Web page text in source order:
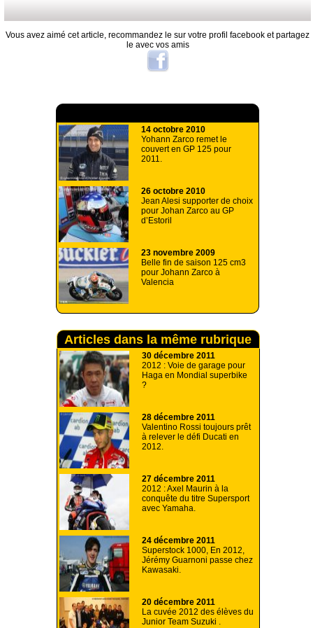
Vous avez aimé cet article, recommandez le sur votre profil facebook et partagez
le avec vos amis
14 octobre 2010
Yohann Zarco remet le
couvert en GP 125 pour
2011.
26 octobre 2010
Jean Alesi supporter de choix
pour Johan Zarco au GP
d’Estoril
23 novembre 2009
Belle fin de saison 125 cm3
pour Johann Zarco à
Valencia
Articles dans la même rubrique
30 décembre 2011
2012 : Voie de garage pour
Haga en Mondial superbike
?
28 décembre 2011
Valentino Rossi toujours prêt
à relever le défi Ducati en
2012.
27 décembre 2011
2012 : Axel Maurin à la
conquête du titre Supersport
avec Yamaha.
24 décembre 2011
Superstock 1000, En 2012,
Jérémy Guarnoni passe chez
Kawasaki.
20 décembre 2011
La cuvée 2012 des élèves du
Junior Team Suzuki .